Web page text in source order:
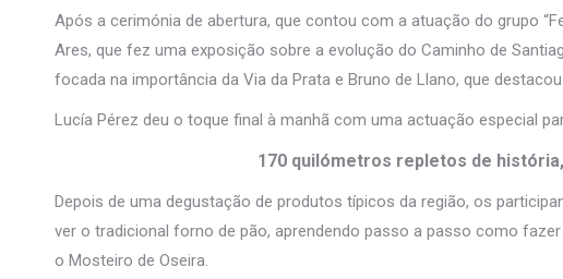
Após a cerimónia de abertura, que contou com a atuação do grupo
Ares, que fez uma exposição sobre a evolução do Caminho de
focada na importância da Via da Prata e Bruno de Llano, que
Lucía Pérez deu o toque final à manhã com uma actuação especial
170 quilómetros repletos de
Depois de uma degustação de produtos típicos da região, os
ver o tradicional forno de pão, aprendendo passo a passo como
o Mosteiro de Oseira.